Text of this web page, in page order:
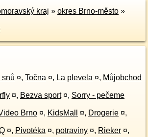
kraj » okres Brno-město »
snů ¤, Točna ¤, La plevela ¤, Můjobchod
¤, Bezva sport ¤, Sorry - pečeme
Brno ¤, KidsMall ¤, Drogerie ¤,
¤, Pivotéka ¤, potraviny ¤, Rieker ¤,